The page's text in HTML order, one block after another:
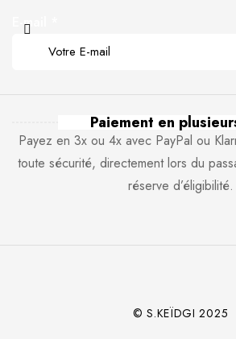
E-mail
Paiement en
Payez en 3x ou 4x avec PayPal ou
toute sécurité, directement lors du
réserve d’éligibilité.
© S.KEÏDGI 2025